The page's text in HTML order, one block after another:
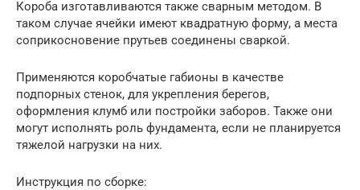
Короба изготавливаются также сварным методом. В
таком случае ячейки имеют квадратную форму, а места
соприкосновение прутьев соединены сваркой.
Применяются коробчатые габионы в качестве
подпорных стенок, для укрепления берегов,
оформления клумб или постройки заборов. Также они
могут исполнять роль фундамента, если не планируется
тяжелой нагрузки на них.
Инструкция по сборке: